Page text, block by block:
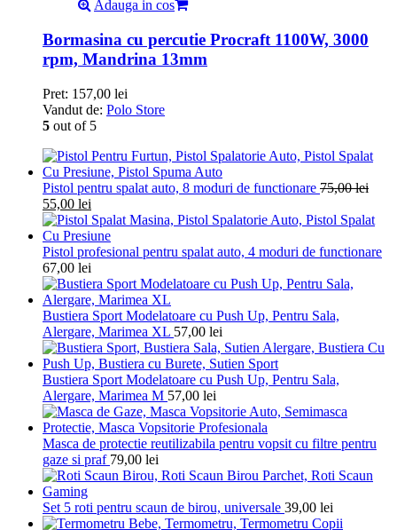
Adauga in cos
Bormasina cu percutie Procraft 1100W, 3000
rpm, Mandrina 13mm
Pret: 157,00 lei
Vandut de: Polo Store
5 out of 5
Pistol pentru spalat auto, 8 moduri de functionare 75,00lei
55,00 lei
Pistol profesional pentru spalat auto, 4 moduri de functionare
67,00 lei
Bustiera Sport Modelatoare cu Push Up, Pentru Sala,
Alergare, Marimea XL 57,00 lei
Bustiera Sport Modelatoare cu Push Up, Pentru Sala,
Alergare, Marimea M 57,00 lei
Masca de protectie reutilizabila pentru vopsit cu filtre pentru
gaze si praf 79,00 lei
Set 5 roti pentru scaun de birou, universale 39,00 lei